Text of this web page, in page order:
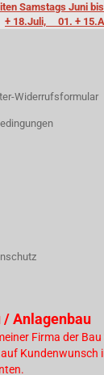
Samstags Juni
+ 18.Juli, 01. +
Widerrufsformular
Anlagenbau
Firma der Bau
Kundenwunsch